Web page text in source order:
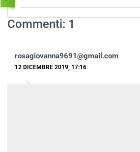
Commenti: 1
rosagiovanna9691@gmail.com
12 DICEMBRE 2019, 17:16